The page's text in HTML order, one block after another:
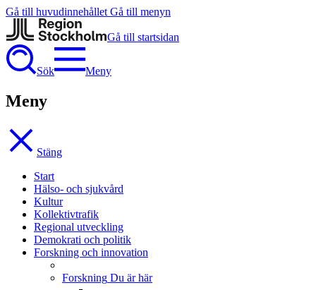
Gå till huvudinnehållet Gå till menyn
Gå till startsidan
Sök Meny
Meny
Stäng
Start
Hälso- och sjukvård
Kultur
Kollektivtrafik
Regional utveckling
Demokrati och politik
Forskning och innovation
Forskning Du är här